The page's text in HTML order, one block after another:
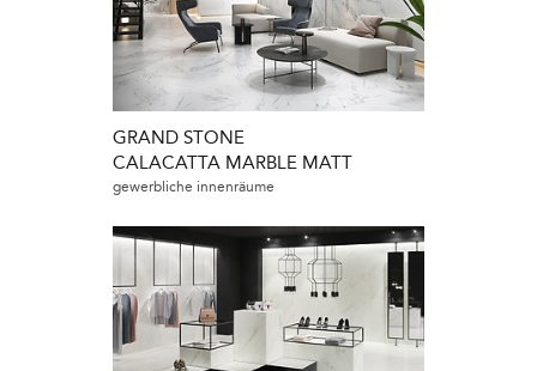
GRAND STONE
CALACATTA MARBLE MATT
gewerbliche innenräume